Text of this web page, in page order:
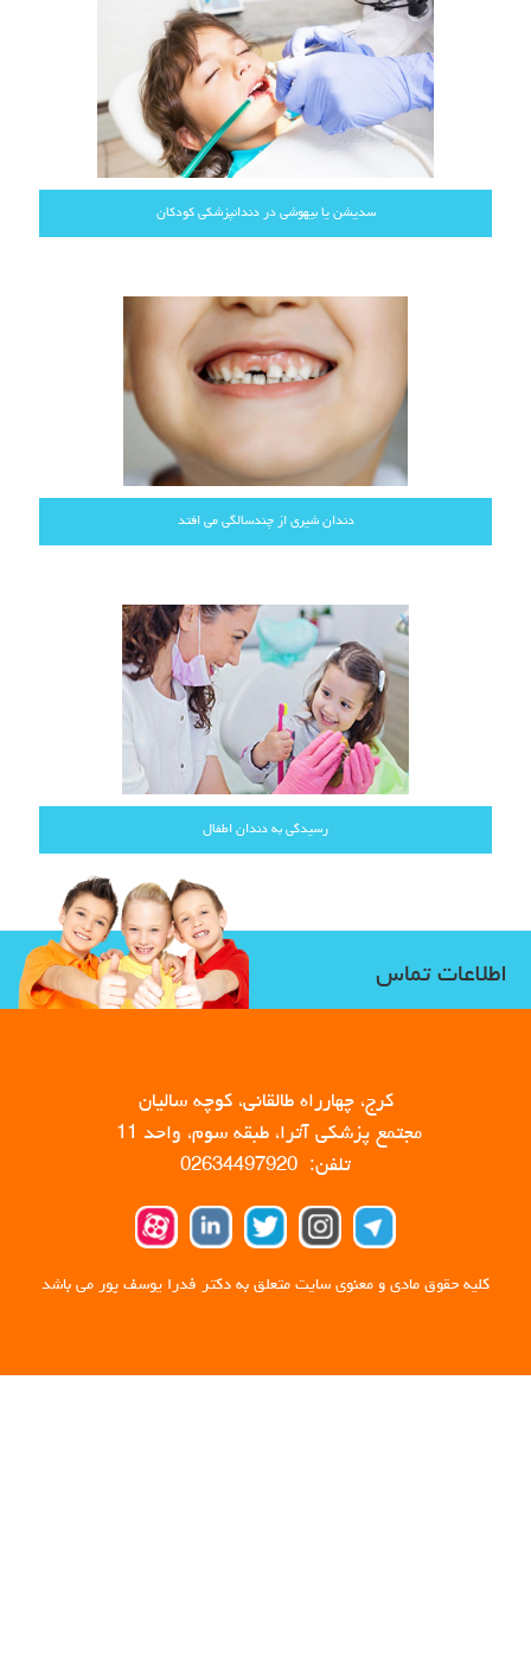
سدیشن یا بیهوشی در دندانپزشکی کودکان
دندان شیری از چندسالگی می افتد
رسیدگی به دندان اطفال
اطلاعات تماس
کرج، چهارراه طالقانی، کوچه سالیان
مجتمع پزشکی آترا، طبقه سوم، واحد 11
تلفن: 02634497920
کلیه حقوق مادی و معنوی سایت متعلق به دکتر فدرا یوسف پور می باشد